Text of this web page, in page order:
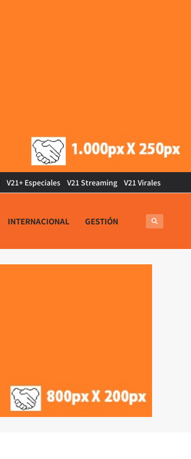
V21+ Especiales V21 Streaming V21 Virales
INTERNACIONAL GESTIÓN